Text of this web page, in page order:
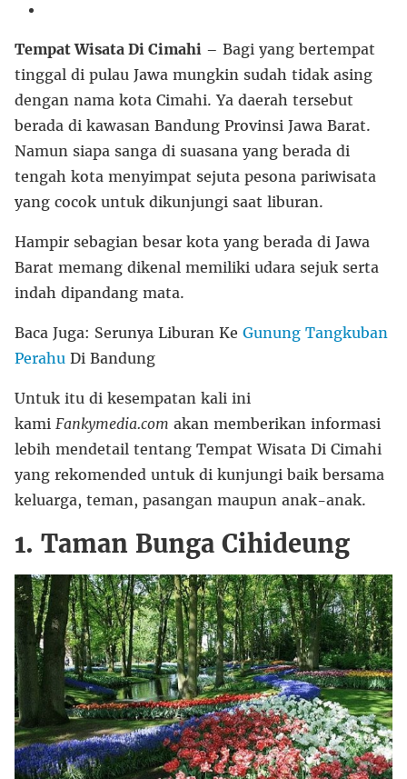
Tempat Wisata Di Cimahi – Bagi yang bertempat
tinggal di pulau Jawa mungkin sudah tidak asing
dengan nama kota Cimahi. Ya daerah tersebut
berada di kawasan Bandung Provinsi Jawa Barat.
Namun siapa sanga di suasana yang berada di
tengah kota menyimpat sejuta pesona pariwisata
yang cocok untuk dikunjungi saat liburan.
Hampir sebagian besar kota yang berada di Jawa
Barat memang dikenal memiliki udara sejuk serta
indah dipandang mata.
Baca Juga: Serunya Liburan Ke Gunung Tangkuban
Perahu Di Bandung
Untuk itu di kesempatan kali ini
kami Fankymedia.com akan memberikan informasi
lebih mendetail tentang Tempat Wisata Di Cimahi
yang rekomended untuk di kunjungi baik bersama
keluarga, teman, pasangan maupun anak-anak.
1. Taman Bunga Cihideung